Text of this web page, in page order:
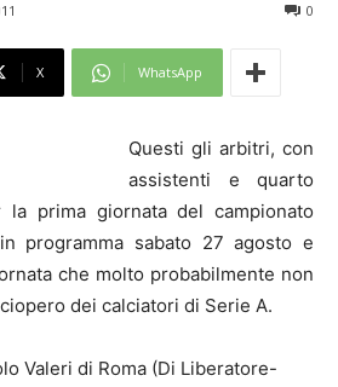
0
X WhatsApp
Questi gli arbitri, con
assistenti e quarto
la prima giornata del campionato
programma sabato 27 agosto e
che molto probabilmente non
dei calciatori di Serie A.
Valeri di Roma (Di Liberatore-